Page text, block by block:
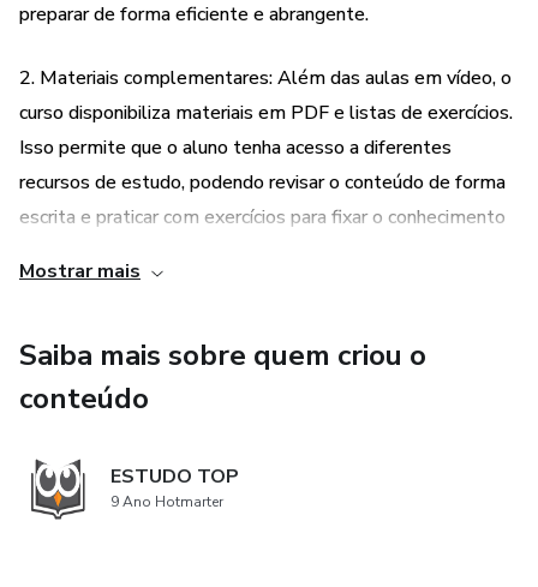
preparar de forma eficiente e abrangente.
2. Materiais complementares: Além das aulas em vídeo, o
curso disponibiliza materiais em PDF e listas de exercícios.
Isso permite que o aluno tenha acesso a diferentes
recursos de estudo, podendo revisar o conteúdo de forma
escrita e praticar com exercícios para fixar o conhecimento
direcionado para o concurso do TRT - 3ª Região. Isso
significa que o conteúdo abordado é específico para esse
exigências da prova de informática. Dessa forma, o aluno
pode se preparar de forma direcionada e focada,
aumentando suas chances de aprovação.
Mostrar mais
Saiba mais sobre quem criou o
conteúdo
ESTUDO TOP
9 Ano Hotmarter